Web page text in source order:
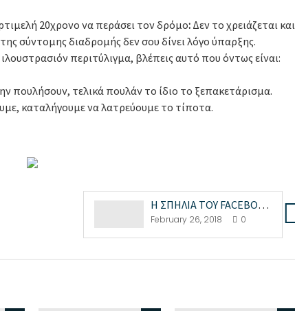
20χρονο να περάσει τον δρόμο: Δεν το χρειάζεται και
σύντομης διαδρομής δεν σου δίνει λόγο ύπαρξης.
περιτύλιγμα, βλέπεις αυτό που όντως είναι:
πουλήσουν, τελικά πουλάν το ίδιο το ξεπακετάρισμα.
καταλήγουμε να λατρεύουμε το τίποτα.
Η ΣΠΗΛΙΑ ΤΟΥ FACEBOOK
February 26, 2018 0